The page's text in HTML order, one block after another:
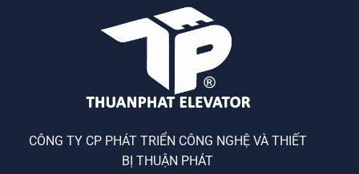
CÔNG TY CP PHÁT TRIỂN CÔNG NGHỆ VÀ THIẾT
BỊ THUẬN PHÁT